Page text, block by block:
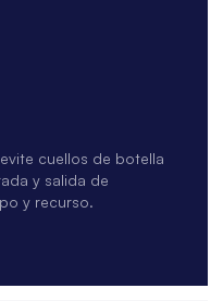
cuellos de botella
y salida de
y recurso.